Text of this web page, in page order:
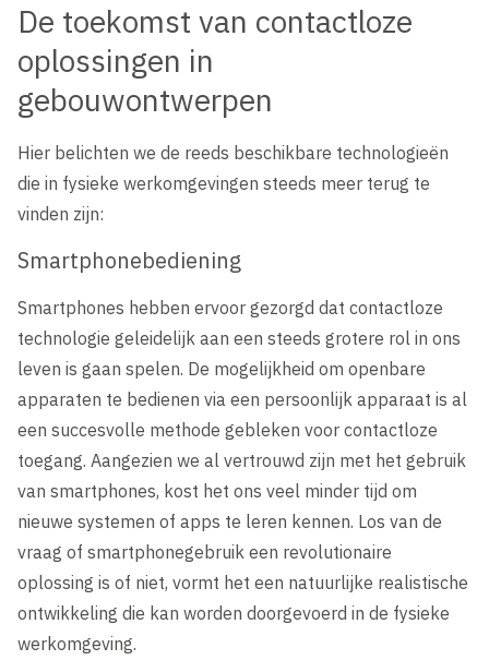
De toekomst van contactloze
oplossingen in
gebouwontwerpen
Hier belichten we de reeds beschikbare technologieën
die in fysieke werkomgevingen steeds meer terug te
vinden zijn:
Smartphonebediening
Smartphones hebben ervoor gezorgd dat contactloze
technologie geleidelijk aan een steeds grotere rol in ons
leven is gaan spelen. De mogelijkheid om openbare
apparaten te bedienen via een persoonlijk apparaat is al
een succesvolle methode gebleken voor contactloze
toegang. Aangezien we al vertrouwd zijn met het gebruik
van smartphones, kost het ons veel minder tijd om
nieuwe systemen of apps te leren kennen. Los van de
vraag of smartphonegebruik een revolutionaire
oplossing is of niet, vormt het een natuurlijke realistische
ontwikkeling die kan worden doorgevoerd in de fysieke
werkomgeving.